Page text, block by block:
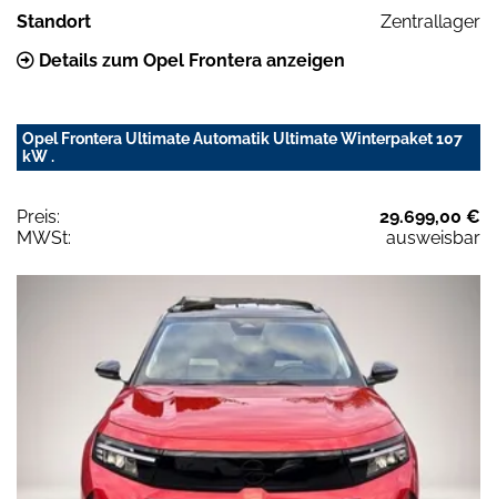
Standort
Zentrallager
Details zum Opel Frontera anzeigen
Opel Frontera Ultimate Automatik Ultimate Winterpaket 107
kW .
Preis:
29.699,00 €
MWSt:
ausweisbar